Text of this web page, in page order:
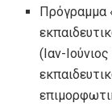
Πρόγραμμα
(Ιαν-